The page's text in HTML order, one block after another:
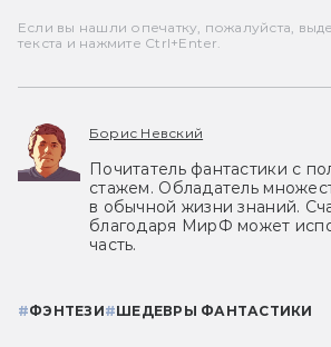
Если вы нашли опечатку, пожалуйста,
текста и нажмите Ctrl+Enter.
Борис Невский
Почитатель фантастики с
стажем. Обладатель
в обычной жизни знаний.
благодаря МирФ может
часть.
#ФЭНТЕЗИ#ШЕДЕВРЫ ФАНТАСТИКИ